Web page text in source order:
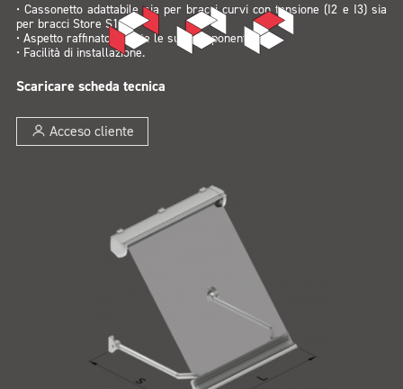
• Cassonetto adattabile sia per bracci curvi con tensione (I2 e I3) sia
per bracci Store S1.
• Aspetto raffinato in tutte le sue componenti.
• Facilità di installazione.
Scaricare scheda tecnica
Acceso cliente